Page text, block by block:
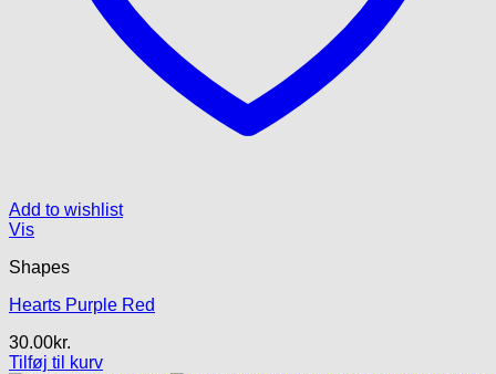
Add to wishlist
Vis
Shapes
Hearts Purple Red
30.00kr.
Tilføj til kurv